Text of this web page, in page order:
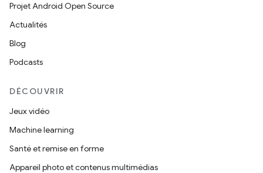
Projet Android Open Source
Actualités
Blog
Podcasts
DÉCOUVRIR
Jeux vidéo
Machine learning
Santé et remise en forme
Appareil photo et contenus multimédias